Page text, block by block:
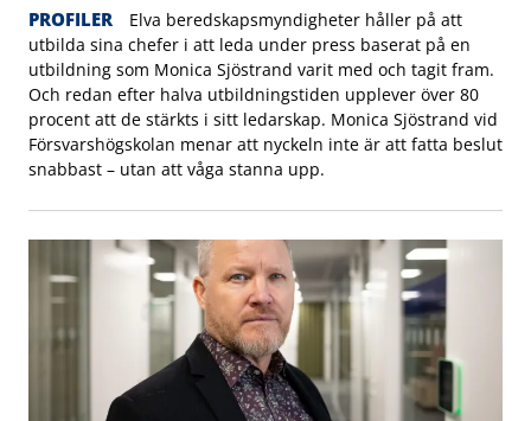
PROFILER
Elva beredskapsmyndigheter håller på att
utbilda sina chefer i att leda under press baserat på en
utbildning som Monica Sjöstrand varit med och tagit fram.
Och redan efter halva utbildningstiden upplever över 80
procent att de stärkts i sitt ledarskap. Monica Sjöstrand vid
Försvarshögskolan menar att nyckeln inte är att fatta beslut
snabbast – utan att våga stanna upp.